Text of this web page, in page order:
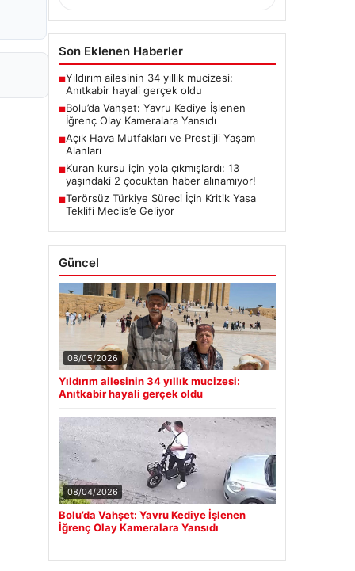
Son Eklenen Haberler
■Yıldırım ailesinin 34 yıllık mucizesi:
Anıtkabir hayali gerçek oldu
■Bolu’da Vahşet: Yavru Kediye İşlenen
İğrenç Olay Kameralara Yansıdı
■Açık Hava Mutfakları ve Prestijli Yaşam
Alanları
■Kuran kursu için yola çıkmışlardı: 13
yaşındaki 2 çocuktan haber alınamıyor!
■Terörsüz Türkiye Süreci İçin Kritik Yasa
Teklifi Meclis’e Geliyor
Güncel
08/05/2026
Yıldırım ailesinin 34 yıllık mucizesi:
Anıtkabir hayali gerçek oldu
08/04/2026
Bolu’da Vahşet: Yavru Kediye İşlenen
İğrenç Olay Kameralara Yansıdı